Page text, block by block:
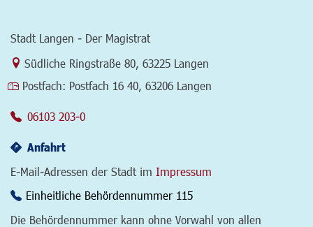
Stadt Langen - Der Magistrat
Link zur Google-Maps Navigation
Südliche Ringstraße 80, 63225 Langen
Postfach: Postfach 16 40, 63206 Langen
06103 203-0
Anfahrt
E-Mail-Adressen der Stadt im Impressum
Einheitliche Behördennummer 115
Die Behördennummer kann ohne Vorwahl von allen